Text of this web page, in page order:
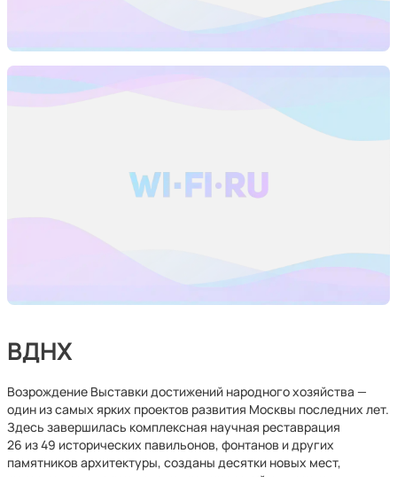
ВДНХ
Возрождение Выставки достижений народного хозяйства —
один из самых ярких проектов развития Москвы последних лет.
Здесь завершилась комплексная научная реставрация
26 из 49 исторических павильонов, фонтанов и других
памятников архитектуры, созданы десятки новых мест,